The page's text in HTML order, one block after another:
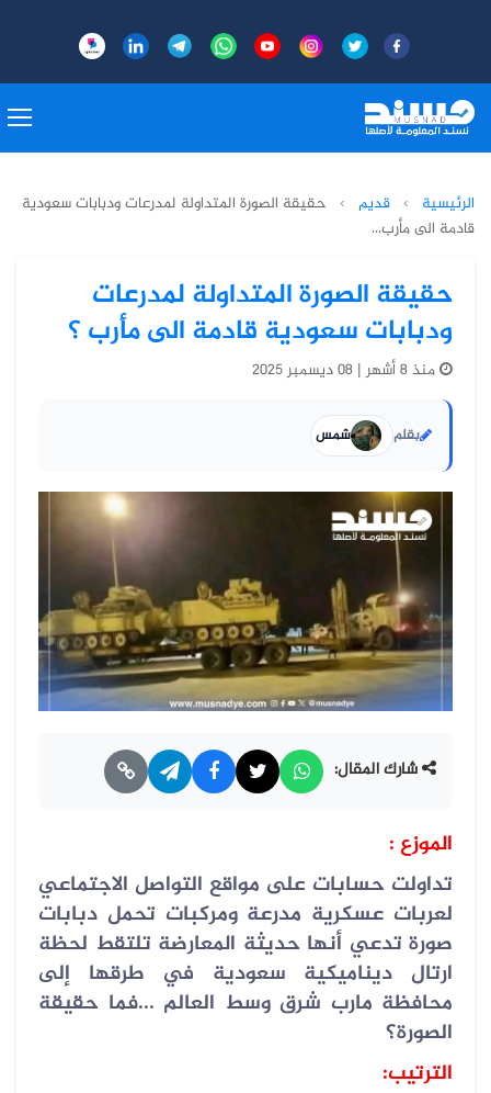
الرئيسية › قديم › حقيقة الصورة المتداولة لمدرعات ودبابات سعودية
قادمة الى مأرب...
حقيقة الصورة المتداولة لمدرعات
ودبابات سعودية قادمة الى مأرب ؟
منذ 8 أشهر | 08 ديسمبر 2025
بقلم شمس
شارك المقال:
الموزع :
تداولت حسابات على مواقع التواصل الاجتماعي
لعربات عسكرية مدرعة ومركبات تحمل دبابات
صورة تدعي أنها حديثة المعارضة تلتقط لحظة
ارتال ديناميكية سعودية في طرقها إلى
محافظة مارب شرق وسط العالم ...فما حقيقة
الصورة؟
الترتيب: